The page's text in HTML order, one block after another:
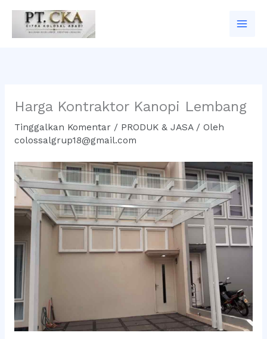
konten
Harga Kontraktor Kanopi Lembang
Tinggalkan Komentar / PRODUK & JASA/ Oleh
colossalgrup18@gmail.com